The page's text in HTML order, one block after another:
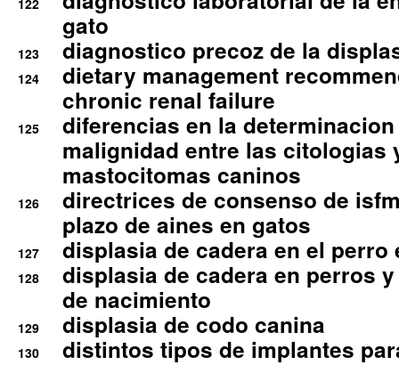
122
gato
123 diagnostico precoz de la
124
dietary management
chronic renal failure
125
diferencias en la
malignidad entre las citologias
mastocitomas caninos
126
directrices de consenso de
plazo de aines en gatos
127 displasia de cadera en el perro
128
displasia de cadera en perros
de nacimiento
129 displasia de codo canina
130
distintos tipos de implantes